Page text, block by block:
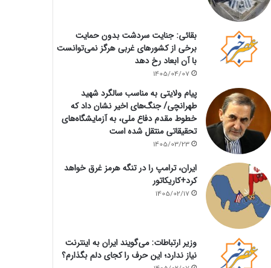
بقائی: جنایت سردشت بدون حمایت
برخی از کشورهای غربی هرگز نمی‌توانست
با آن ابعاد رخ دهد
1405/04/07
پیام ولایتی به مناسب سالگرد شهید
طهرانچی/ جنگ‌های اخیر نشان داد که
خطوط مقدم دفاع ملی، به آزمایشگاه‌های
تحقیقاتی منتقل شده است
1405/03/23
ایران، ترامپ را در تنگه هرمز غرق خواهد
کرد+کاریکاتور
1405/02/17
وزیر ارتباطات: می‌گویند ایران به اینترنت
نیاز ندارد؛ این حرف را کجای دلم بگذارم؟